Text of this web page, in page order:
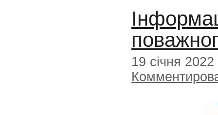
19 січня 2022